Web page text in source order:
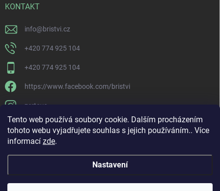
Tento web používá soubory cookie. Dalším procházením
tohoto webu vyjadřujete souhlas s jejich používáním.. Více
informací zde.
Nastavení
KONTAKT
info@bristvi.cz
+420 774 925 104
+420 774 925 104
https://www.facebook.com/bristvi
zertovo